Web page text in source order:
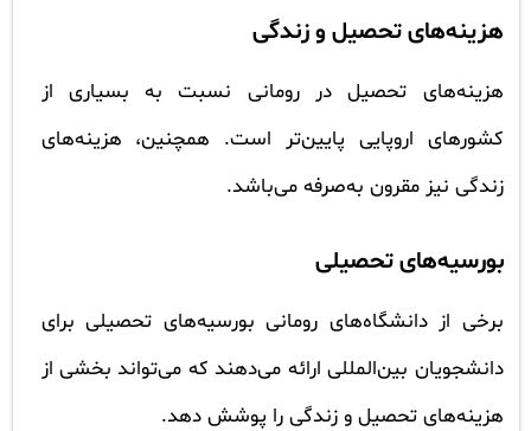
هزینه‌های تحصیل و زندگی
هزینه‌های تحصیل در رومانی نسبت به بسیاری از
کشورهای اروپایی پایین‌تر است. همچنین، هزینه‌های
زندگی نیز مقرون به‌صرفه می‌باشد.
بورسیه‌های تحصیلی
برخی از دانشگاه‌های رومانی بورسیه‌های تحصیلی برای
دانشجویان بین‌المللی ارائه می‌دهند که می‌تواند بخشی از
هزینه‌های تحصیل و زندگی را پوشش دهد.